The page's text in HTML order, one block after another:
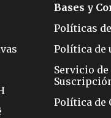
Bases y
Políticas
Política de
Servicio de
Política de